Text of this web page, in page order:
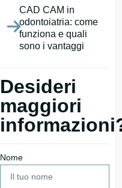
CAD CAM in
odontoiatria: come
funziona e quali
sono i vantaggi
Desideri
maggiori
Nome